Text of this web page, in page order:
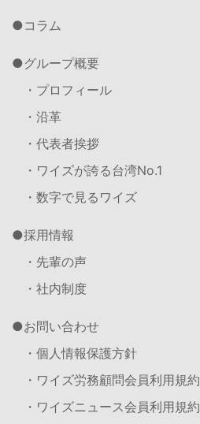
コラム
グループ概要
・プロフィール
・沿革
・代表者挨拶
・ワイズが誇る台湾No.1
・数字で見るワイズ
採用情報
・先輩の声
・社内制度
お問い合わせ
・個人情報保護方針
・ワイズ労務顧問会員利用規約
・ワイズニュース会員利用規約